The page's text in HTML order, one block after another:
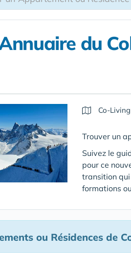
du
Co-Living
Trouver un
Suivez le
pour ce
transition qui
formations
ou Résidences de